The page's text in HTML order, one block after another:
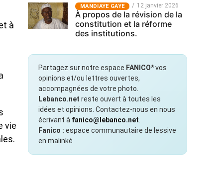
à
vie
MANDIAYE GAYE 12 janvier 2026
À propos de la révision de la
constitution et la réforme
des institutions.
Partagez sur notre espace FANICO*vos
opinions et/ou lettres ouvertes,
accompagnées de votre photo.
Lebanco.net reste ouvert à toutes les
idées et opinions. Contactez-nous en nous
écrivant à fanico@lebanco.net
Fanico : espace communautaire de lessive
en malinké